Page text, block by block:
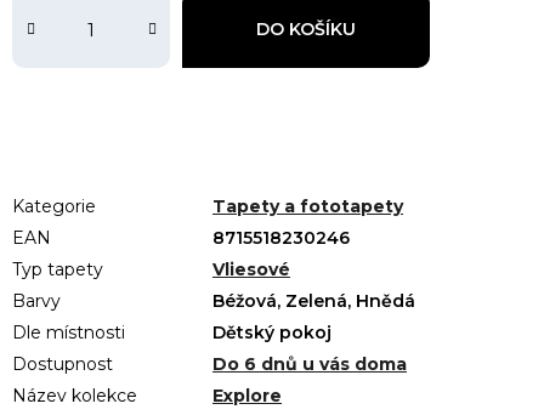
DO KOŠÍKU
Kategorie
Tapety a fototapety
EAN
8715518230246
Typ tapety
Vliesové
Barvy
Béžová, Zelená, Hnědá
Dle místnosti
Dětský pokoj
Dostupnost
Do 6 dnů u vás doma
Název kolekce
Explore